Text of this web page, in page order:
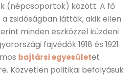
(népcsoportok) között. A fő
zsidóságban látták, akik ellen
minden eszközzel küzdeni
fajvédők 1918 és 1921
bajtársi egyesületet
Közvetlen politikai befolyásuk